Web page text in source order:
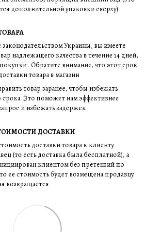
дополнительной упаковки сверху)
законодательством Украины, вы имеете
надлежащего качества в течение 14 дней,
. Обратите внимание, что этот срок
товара в магазин
товар заранее, чтобы избежать
срока. Это поможет нам эффективнее
и избежать задержек
ДОСТАВКИ
доставки товара к клиенту
(то есть доставка была бесплатной), а
клиентом без претензий по
то ее стоимость будет возмещена продавцу
возвращается